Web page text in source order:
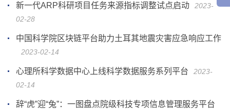
新一代ARP科研项目任务来源指标调整试点启动
2023-
02-28
中国科学院区块链平台助力土耳其地震灾害应急响应工作
2023-02-14
心理所科学数据中心上线科学数据服务系列平台
2023-
02-14
辞“虎”迎“兔”：一图盘点院级科技专项信息管理服务平台